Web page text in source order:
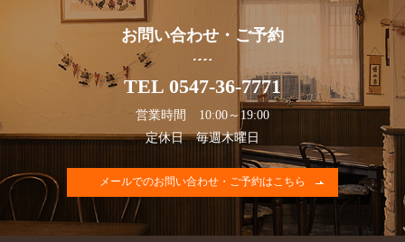
お問い合わせ・ご予約
TEL 0547-36-7771
営業時間 10:00～19:00
定休日 毎週木曜日
メールでのお問い合わせ・ご予約はこちら